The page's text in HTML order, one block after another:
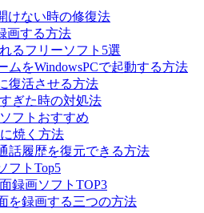
けない時の修復法
画する方法
るフリーソフト5選
ムをWindowsPCで起動する方法
復活させる方法
ぎた時の対処法
フトおすすめ
焼く方法
話履歴を復元できる方法
フトTop5
録画ソフトTOP3
を録画する三つの方法